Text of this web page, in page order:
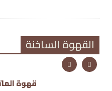
القهوة الساخنة
قهوة